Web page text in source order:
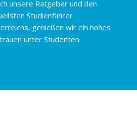
unsere Ratgeber und den
Studienführer
genießen wir ein hohes
unter Studenten.